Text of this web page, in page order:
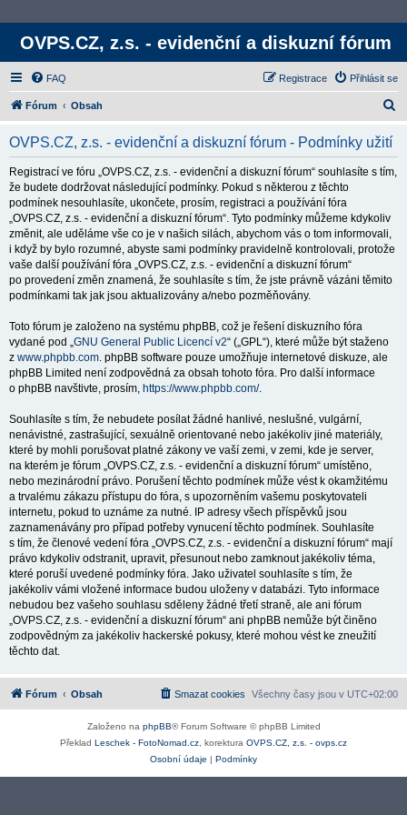
OVPS.CZ, z.s. - evidenční a diskuzní fórum
FAQ Přihlásit se
Registrace
Fórum Obsah
OVPS.CZ, z.s. - evidenční a diskuzní fórum - Podmínky užití
Registrací ve fóru „OVPS.CZ, z.s. - evidenční a diskuzní fórum“ souhlasíte s tím,
že budete dodržovat následující podmínky. Pokud s některou z těchto
podmínek nesouhlasíte, ukončete, prosím, registraci a používání fóra
„OVPS.CZ, z.s. - evidenční a diskuzní fórum“. Tyto podmínky můžeme kdykoliv
změnit, ale uděláme vše co je v našich silách, abychom vás o tom informovali,
i když by bylo rozumné, abyste sami podmínky pravidelně kontrolovali, protože
vaše další používání fóra „OVPS.CZ, z.s. - evidenční a diskuzní fórum“
po provedení změn znamená, že souhlasíte s tím, že jste právně vázáni těmito
podmínkami tak jak jsou aktualizovány a/nebo pozměňovány.
Toto fórum je založeno na systému phpBB, což je řešení diskuzního fóra
vydané pod „GNU General Public Licencí v2“ („GPL“), které může být staženo
z www.phpbb.com. phpBB software pouze umožňuje internetové diskuze, ale
phpBB Limited není zodpovědná za obsah tohoto fóra. Pro další informace
o phpBB navštivte, prosím, https://www.phpbb.com/.
Souhlasíte s tím, že nebudete posílat žádné hanlivé, neslušné, vulgární,
nenávistné, zastrašující, sexuálně orientované nebo jakékoliv jiné materiály,
které by mohli porušovat platné zákony ve vaší zemi, v zemi, kde je server,
na kterém je fórum „OVPS.CZ, z.s. - evidenční a diskuzní fórum“ umístěno,
nebo mezinárodní právo. Porušení těchto podmínek může vést k okamžitému
a trvalému zákazu přístupu do fóra, s upozorněním vašemu poskytovateli
internetu, pokud to uznáme za nutné. IP adresy všech příspěvků jsou
zaznamenávány pro případ potřeby vynucení těchto podmínek. Souhlasíte
s tím, že členové vedení fóra „OVPS.CZ, z.s. - evidenční a diskuzní fórum“ mají
právo kdykoliv odstranit, upravit, přesunout nebo zamknout jakékoliv téma,
které poruší uvedené podmínky fóra. Jako uživatel souhlasíte s tím, že
jakékoliv vámi vložené informace budou uloženy v databázi. Tyto informace
nebudou bez vašeho souhlasu sděleny žádné třetí straně, ale ani fórum
„OVPS.CZ, z.s. - evidenční a diskuzní fórum“ ani phpBB nemůže být činěno
zodpovědným za jakékoliv hackerské pokusy, které mohou vést ke zneužití
těchto dat.
Fórum Obsah Všechny časy jsou v UTC+02:00
Smazat cookies
Založeno na phpBB® Forum Software © phpBB Limited
Překlad Leschek - FotoNomad.cz , korektura OVPS.CZ, z.s. - ovps.cz
Osobní údaje | Podmínky